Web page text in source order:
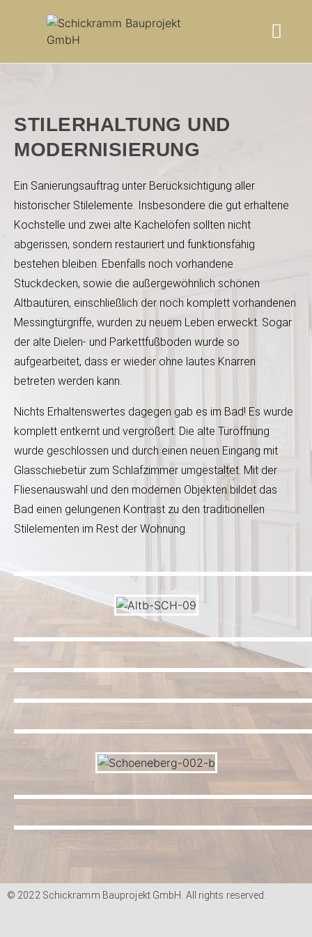
STIL­ERHALTUNG UND
MODERNISIERUNG
Ein Sanierungsauftrag unter Berück­sichtigung aller
historischer Stilelemente. Insbesondere die gut er­haltene
Kochstelle und zwei alte Kachelöfen sollten nicht
abgerissen, sondern restauriert und funkt­ions­fähig
bestehen bleiben. Ebenfalls noch vorhandene
Stuckdecken, sowie die außergewöhnlich schönen
Altbautüren, einschließlich der noch komplett vorhandenen
Messing­türgriffe, wurden zu neuem Leben erweckt. Sogar
der alte Dielen- und Parkett­fußboden wurde so
aufgearbeitet, dass er wieder ohne lautes Knarren
betreten werden kann.
Nichts Erhaltens­wertes dagegen gab es im Bad! Es wurde
komplett entkernt und vergrößert. Die alte Türöffnung
wurde geschlossen und durch einen neuen Eingang mit
Glasschiebetür zum Schlafzimmer umgestaltet. Mit der
Fliesenauswahl und den modernen Objekten bildet das
Bad einen gelungenen Kontrast zu den traditionellen
Stilelementen im Rest der Wohnung.
© 2022 Schickramm Bauprojekt GmbH. All rights reserved.